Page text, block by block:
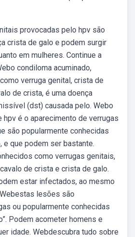
provocadas pelo hpv são
crista de galo e podem surgir
em mulheres. Continue a
condiloma acuminado,
verruga genital, crista de
de crista, é uma doença
(dst) causada pelo. Webo
hpv é o aparecimento de verrugas
são popularmente conhecidas
e que podem ser bastante.
como verrugas genitais,
de crista e crista de galo.
estar infectados, ao mesmo
lesões são
ou popularmente conhecidas
Podem acometer homens e
idade. Webdescubra tudo sobre